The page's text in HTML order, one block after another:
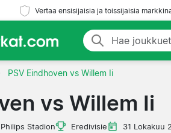
Vertaa ensisijaisia ja toissijaisia
PSV Eindhoven vs Willem Ii
vs Willem Ii
Philips Stadion Eredivisie 31 Lokakuu